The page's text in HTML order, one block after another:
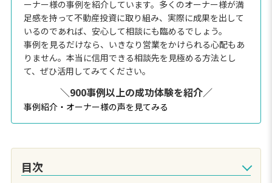
ーナー様の事例を紹介しています。多くのオーナー様が満
足感を持って不動産投資に取り組み、実際に成果を出して
いるのであれば、安心して相談にも臨めるでしょう。
事例を見るだけなら、いきなり営業をかけられる心配もあ
りません。本当に信用できる相談先を見極める方法とし
て、ぜひ活用してみてください。
＼900事例以上の成功体験を紹介／
事例紹介・オーナー様の声を見てみる
目次